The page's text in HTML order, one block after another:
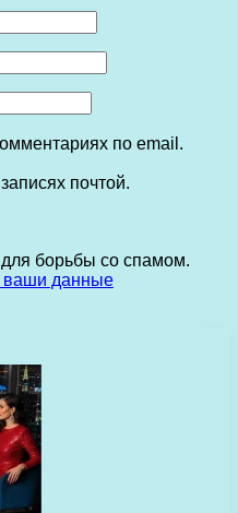
по email.
почтой.
для борьбы со спамом.
ваши данные